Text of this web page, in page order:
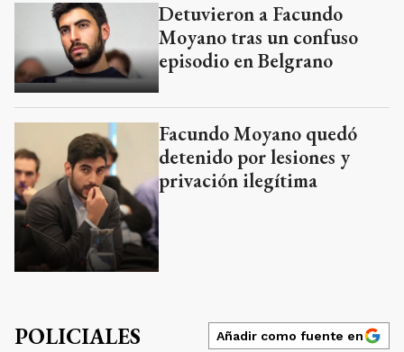
Detuvieron a Facundo
Moyano tras un confuso
episodio en Belgrano
Facundo Moyano quedó
detenido por lesiones y
privación ilegítima
POLICIALES Añadir como fuente en